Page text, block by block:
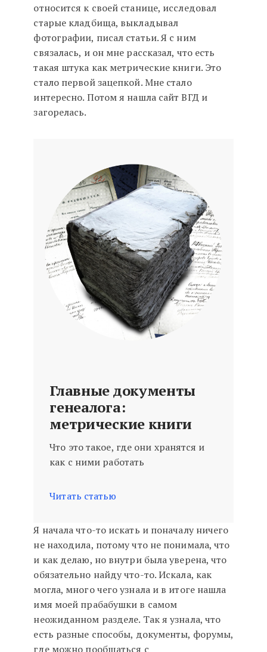
относится к своей станице, исследовал
старые кладбища, выкладывал
фотографии, писал статьи. Я с ним
связалась, и он мне рассказал, что есть
такая штука как метрические книги. Это
стало первой зацепкой. Мне стало
интересно. Потом я нашла сайт ВГД и
загорелась.
Главные документы
генеалога:
метрические книги
Что это такое, где они хранятся и
как с ними работать
Читать статью
Я начала что-то искать и поначалу ничего
не находила, потому что не понимала, что
и как делаю, но внутри была уверена, что
обязательно найду что-то. Искала, как
могла, много чего узнала и в итоге нашла
имя моей прабабушки в самом
неожиданном разделе. Так я узнала, что
есть разные способы, документы, форумы,
где можно пообщаться с